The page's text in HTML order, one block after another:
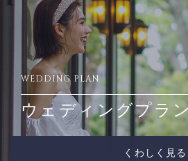
WEDDING PLAN
ウェディングプラ
くわしく見る